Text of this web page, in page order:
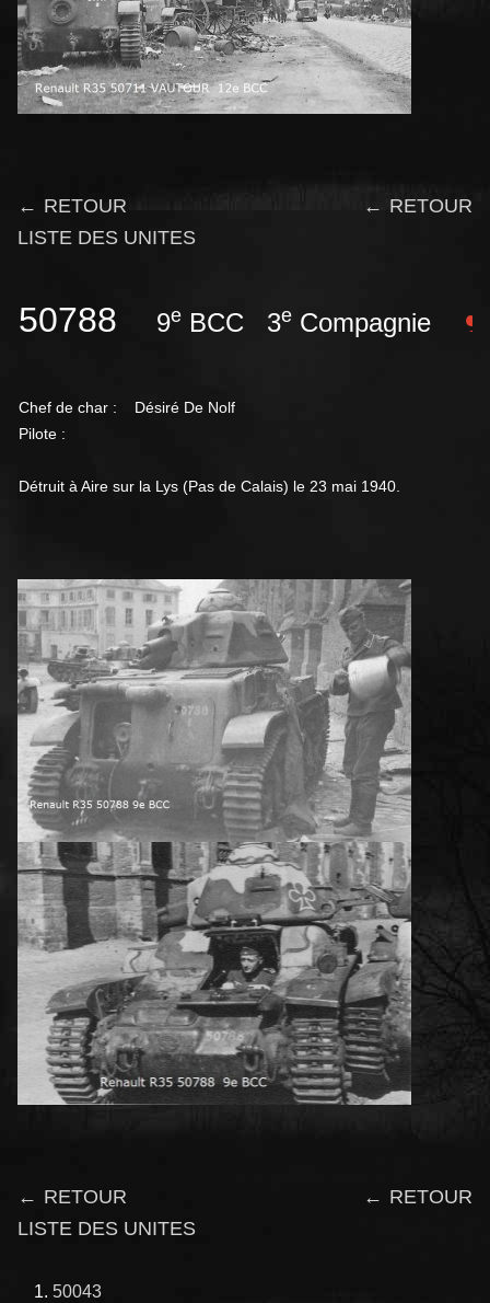
← RETOUR
← RETOUR
LISTE DES UNITES
50788 9e BCC 3e Compagnie ♣
Chef de char : Désiré De Nolf
Pilote :
Détruit à Aire sur la Lys (Pas de Calais) le 23 mai 1940.
← RETOUR
← RETOUR
LISTE DES UNITES
50043